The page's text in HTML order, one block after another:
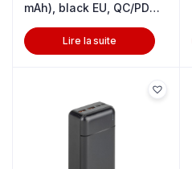
mAh), black EU, QC/PD
Lire la suite